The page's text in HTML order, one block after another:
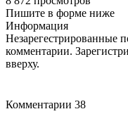
Пишите в форме ниже
Информация
Незарегестрированные
комментарии.
вверху.
Комментарии 38